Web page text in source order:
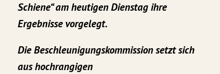
Schiene“ am heutigen Dienstag ihre
Ergebnisse vorgelegt.
Die Beschleunigungskommission setzt sich
aus hochrangigen